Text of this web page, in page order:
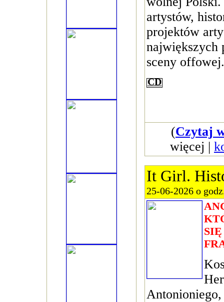
artystów,
projektów
największych
sceny offowej.
CD
(Czytaj
więcej |
It Girl.
25-06-2026 o